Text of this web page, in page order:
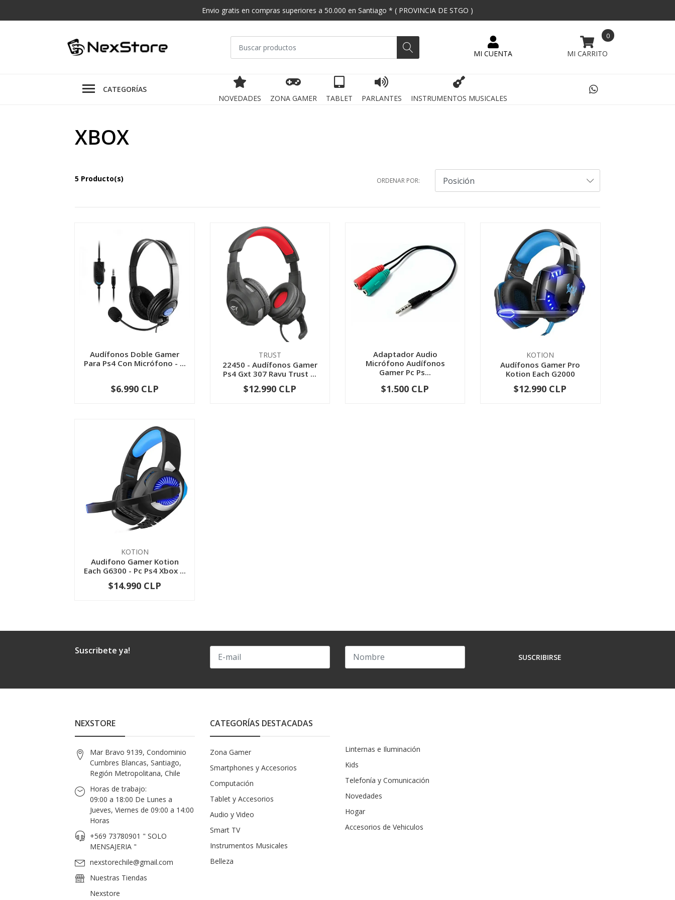
Envio gratis en compras superiores a 50.000 en Santiago * ( PROVINCIA DE STGO )
0
CATEGORÍAS
NOVEDADES
ZONA GAMER TABLET PARLANTES INSTRUMENTOS MUSICALES
XBOX
5 Producto(s) ORDENAR POR:
Audífonos Doble Gamer
Para Ps4 Con Micrófono - ...
+
$6.990 CLP
TRUST
22450 - Audífonos Gamer
Ps4 Gxt 307 Ravu Trust ...
+
$12.990 CLP
Adaptador Audio
Micrófono Audífonos
Gamer Pc Ps...
+
$1.500 CLP
KOTION
Audífonos Gamer Pro
Kotion Each G2000
+
$12.990 CLP
KOTION
Audifono Gamer Kotion
Each G6300 - Pc Ps4 Xbox ...
+
$14.990 CLP
Suscribete ya!
SUSCRIBIRSE
NEXSTORE
Mar Bravo 9139, Condominio
Cumbres Blancas, Santiago,
Región Metropolitana, Chile
Horas de trabajo:
09:00 a 18:00 De Lunes a
Jueves, Viernes de 09:00 a 14:00
Horas
+569 73780901 " SOLO
MENSAJERIA "
nexstorechile@gmail.com
Nuestras Tiendas
Nexstore
CATEGORÍAS DESTACADAS
Zona Gamer
Smartphones y Accesorios
Computación
Tablet y Accesorios
Audio y Video
Smart TV
Instrumentos Musicales
Belleza
Linternas e Iluminación
Kids
Telefonía y Comunicación
Novedades
Hogar
Accesorios de Vehiculos